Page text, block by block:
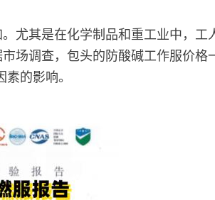
尤其是在化学制品和重工业中，工
场调查，包头的防酸碱工作服价格
的影响。